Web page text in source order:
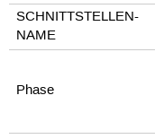
SCHNITTSTELLEN-
NAME
Phase